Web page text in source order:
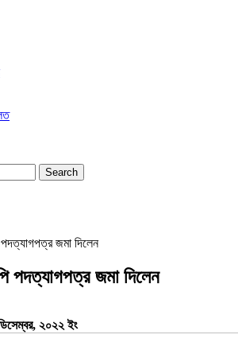
জমা দিলেন
পদত্যাগপত্র জমা দিলেন
২০২২ ইং